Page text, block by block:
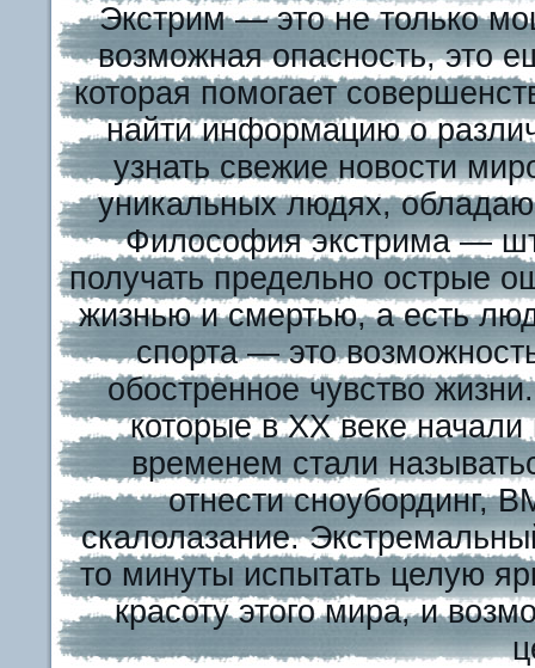
Экстрим — это не только
возможная опасность, это
которая помогает
найти информацию о
узнать свежие новости
уникальных людях,
Философия экстрима —
получать предельно острые
жизнью и смертью, а есть
спорта — это
обостренное чувство
которые в XX веке начали
временем стали
отнести сноубординг,
скалолазание.
то минуты испытать целую
красоту этого мира, и